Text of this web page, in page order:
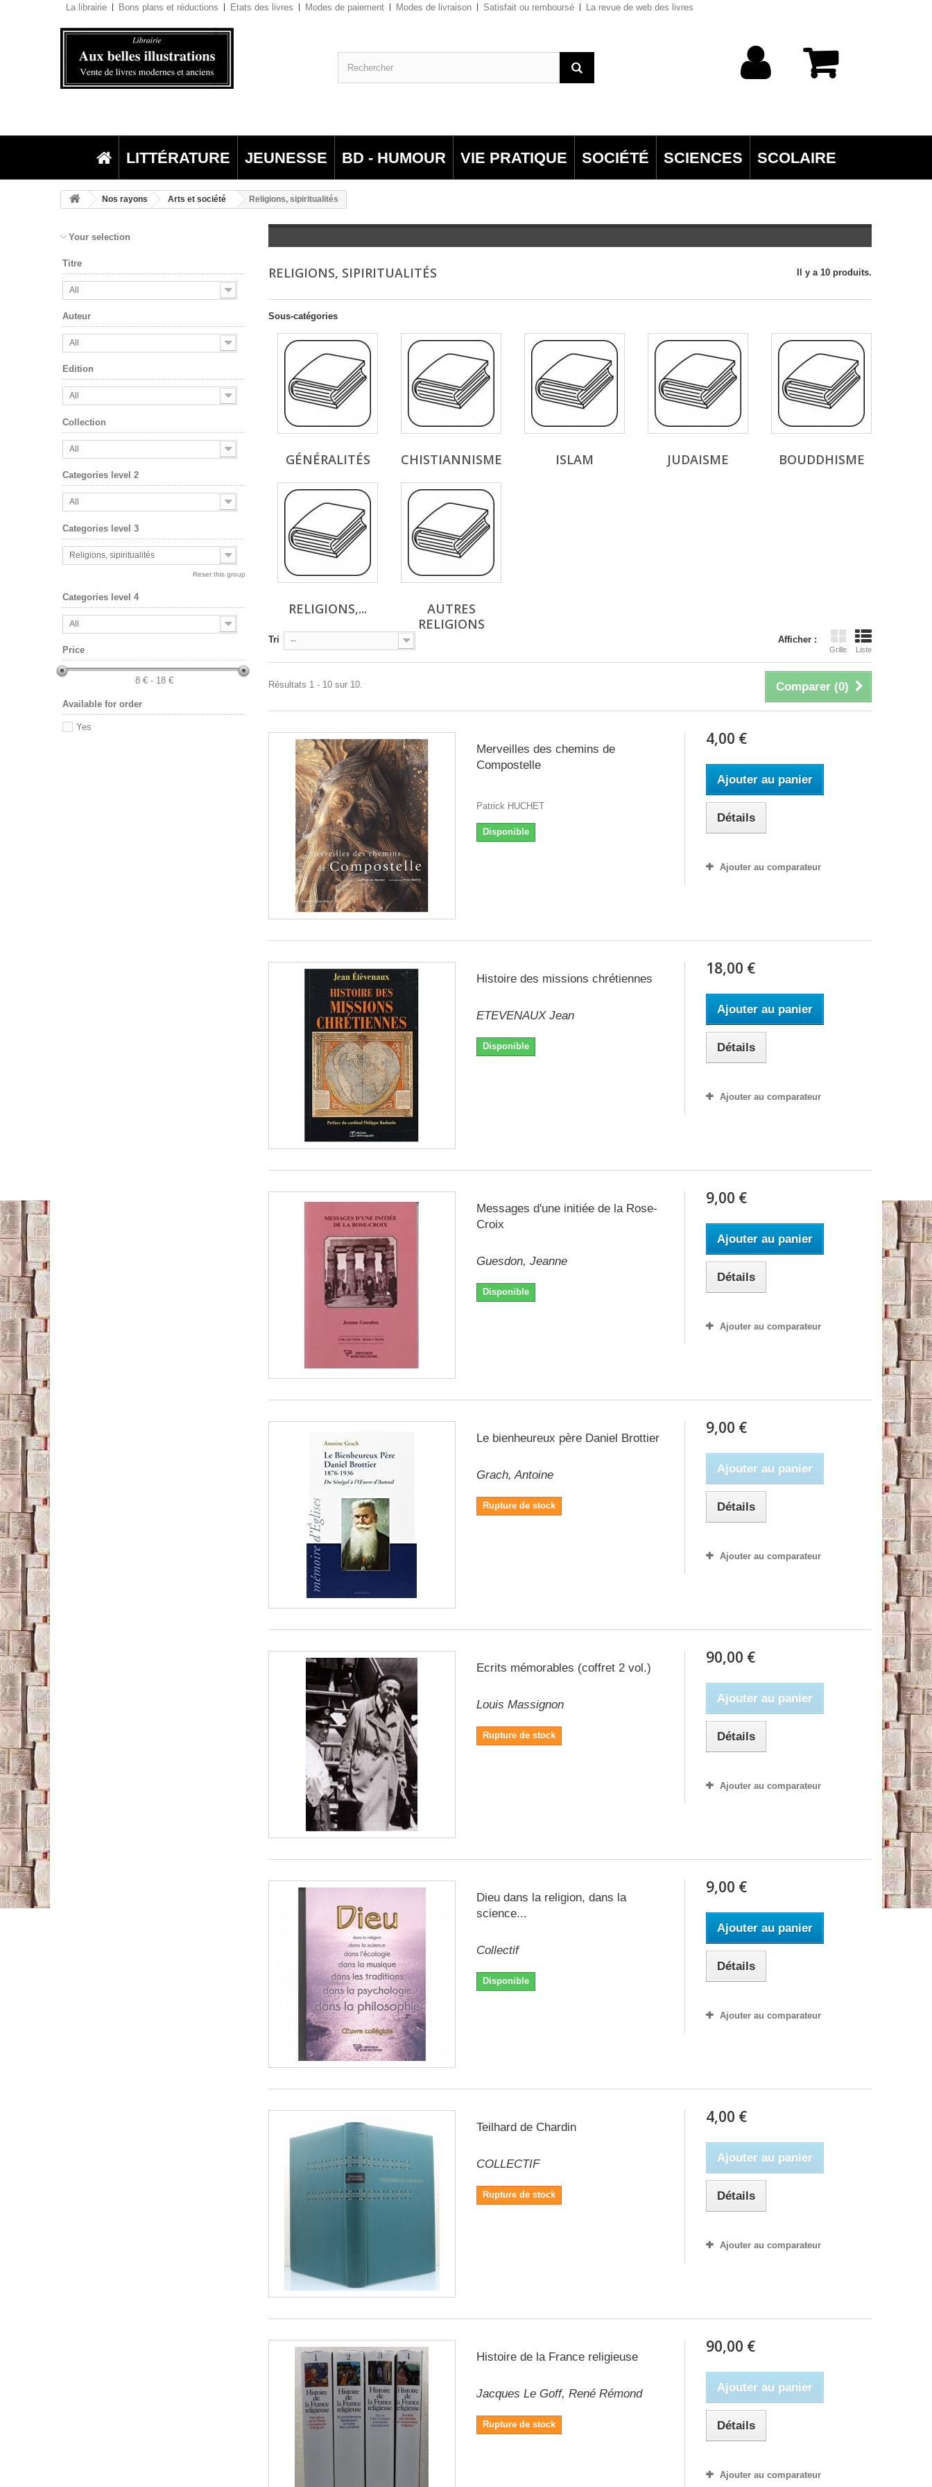
La librairie Bons plans et réductions Etats des livres Modes de paiement Modes de livraison Satisfait ou remboursé La revue de web des livres
LITTÉRATURE JEUNESSE BD - HUMOUR VIE PRATIQUE SOCIÉTÉ SCIENCES SCOLAIRE
Nos rayons Arts et société Religions, sipiritualités
Your selection
Titre
All
Auteur
All
Edition
All
Collection
All
Categories level 2
All
Categories level 3
Religions, sipiritualités
Reset this group
Categories level 4
All
Price
8 € - 18 €
Available for order
Yes
RELIGIONS, SIPIRITUALITÉS Il y a 10 produits.
Sous-catégories
GÉNÉRALITÉS CHISTIANNISME ISLAM JUDAISME BOUDDHISME
RELIGIONS,...
AUTRES
RELIGIONS
Afficher :
Grille Liste
Tri --
Comparer (0)
Résultats 1 - 10 sur 10.
Merveilles des chemins de
Compostelle
Patrick HUCHET
Disponible
4,00 €
Ajouter au panier
Détails
Ajouter au comparateur
Histoire des missions chrétiennes
ETEVENAUX Jean
Disponible
18,00 €
Ajouter au panier
Détails
Ajouter au comparateur
Messages d'une initiée de la Rose-
Croix
Guesdon, Jeanne
Disponible
9,00 €
Ajouter au panier
Détails
Ajouter au comparateur
Le bienheureux père Daniel Brottier
Grach, Antoine
Rupture de stock
9,00 €
Ajouter au panier
Détails
Ajouter au comparateur
Ecrits mémorables (coffret 2 vol.)
Louis Massignon
Rupture de stock
90,00 €
Ajouter au panier
Détails
Ajouter au comparateur
Dieu dans la religion, dans la
science...
Collectif
Disponible
9,00 €
Ajouter au panier
Détails
Ajouter au comparateur
Teilhard de Chardin
COLLECTIF
Rupture de stock
4,00 €
Ajouter au panier
Détails
Ajouter au comparateur
Histoire de la France religieuse
Jacques Le Goff, René Rémond
Rupture de stock
90,00 €
Ajouter au panier
Détails
Ajouter au comparateur